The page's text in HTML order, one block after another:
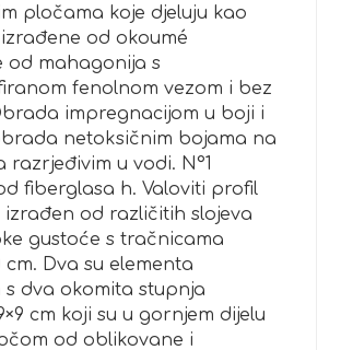
pločama koje djeluju kao
od okoumé
od mahagonija s
fenolnom vezom i bez
impregnacijom u boji i
netoksičnim bojama na
razrjeđivim u vodi. N°1
fiberglasa h. Valoviti profil
izrađen od različitih slojeva
gustoće s tračnicama
cm. Dva su elementa
s dva okomita stupnja
cm koji su u gornjem dijelu
od oblikovane i